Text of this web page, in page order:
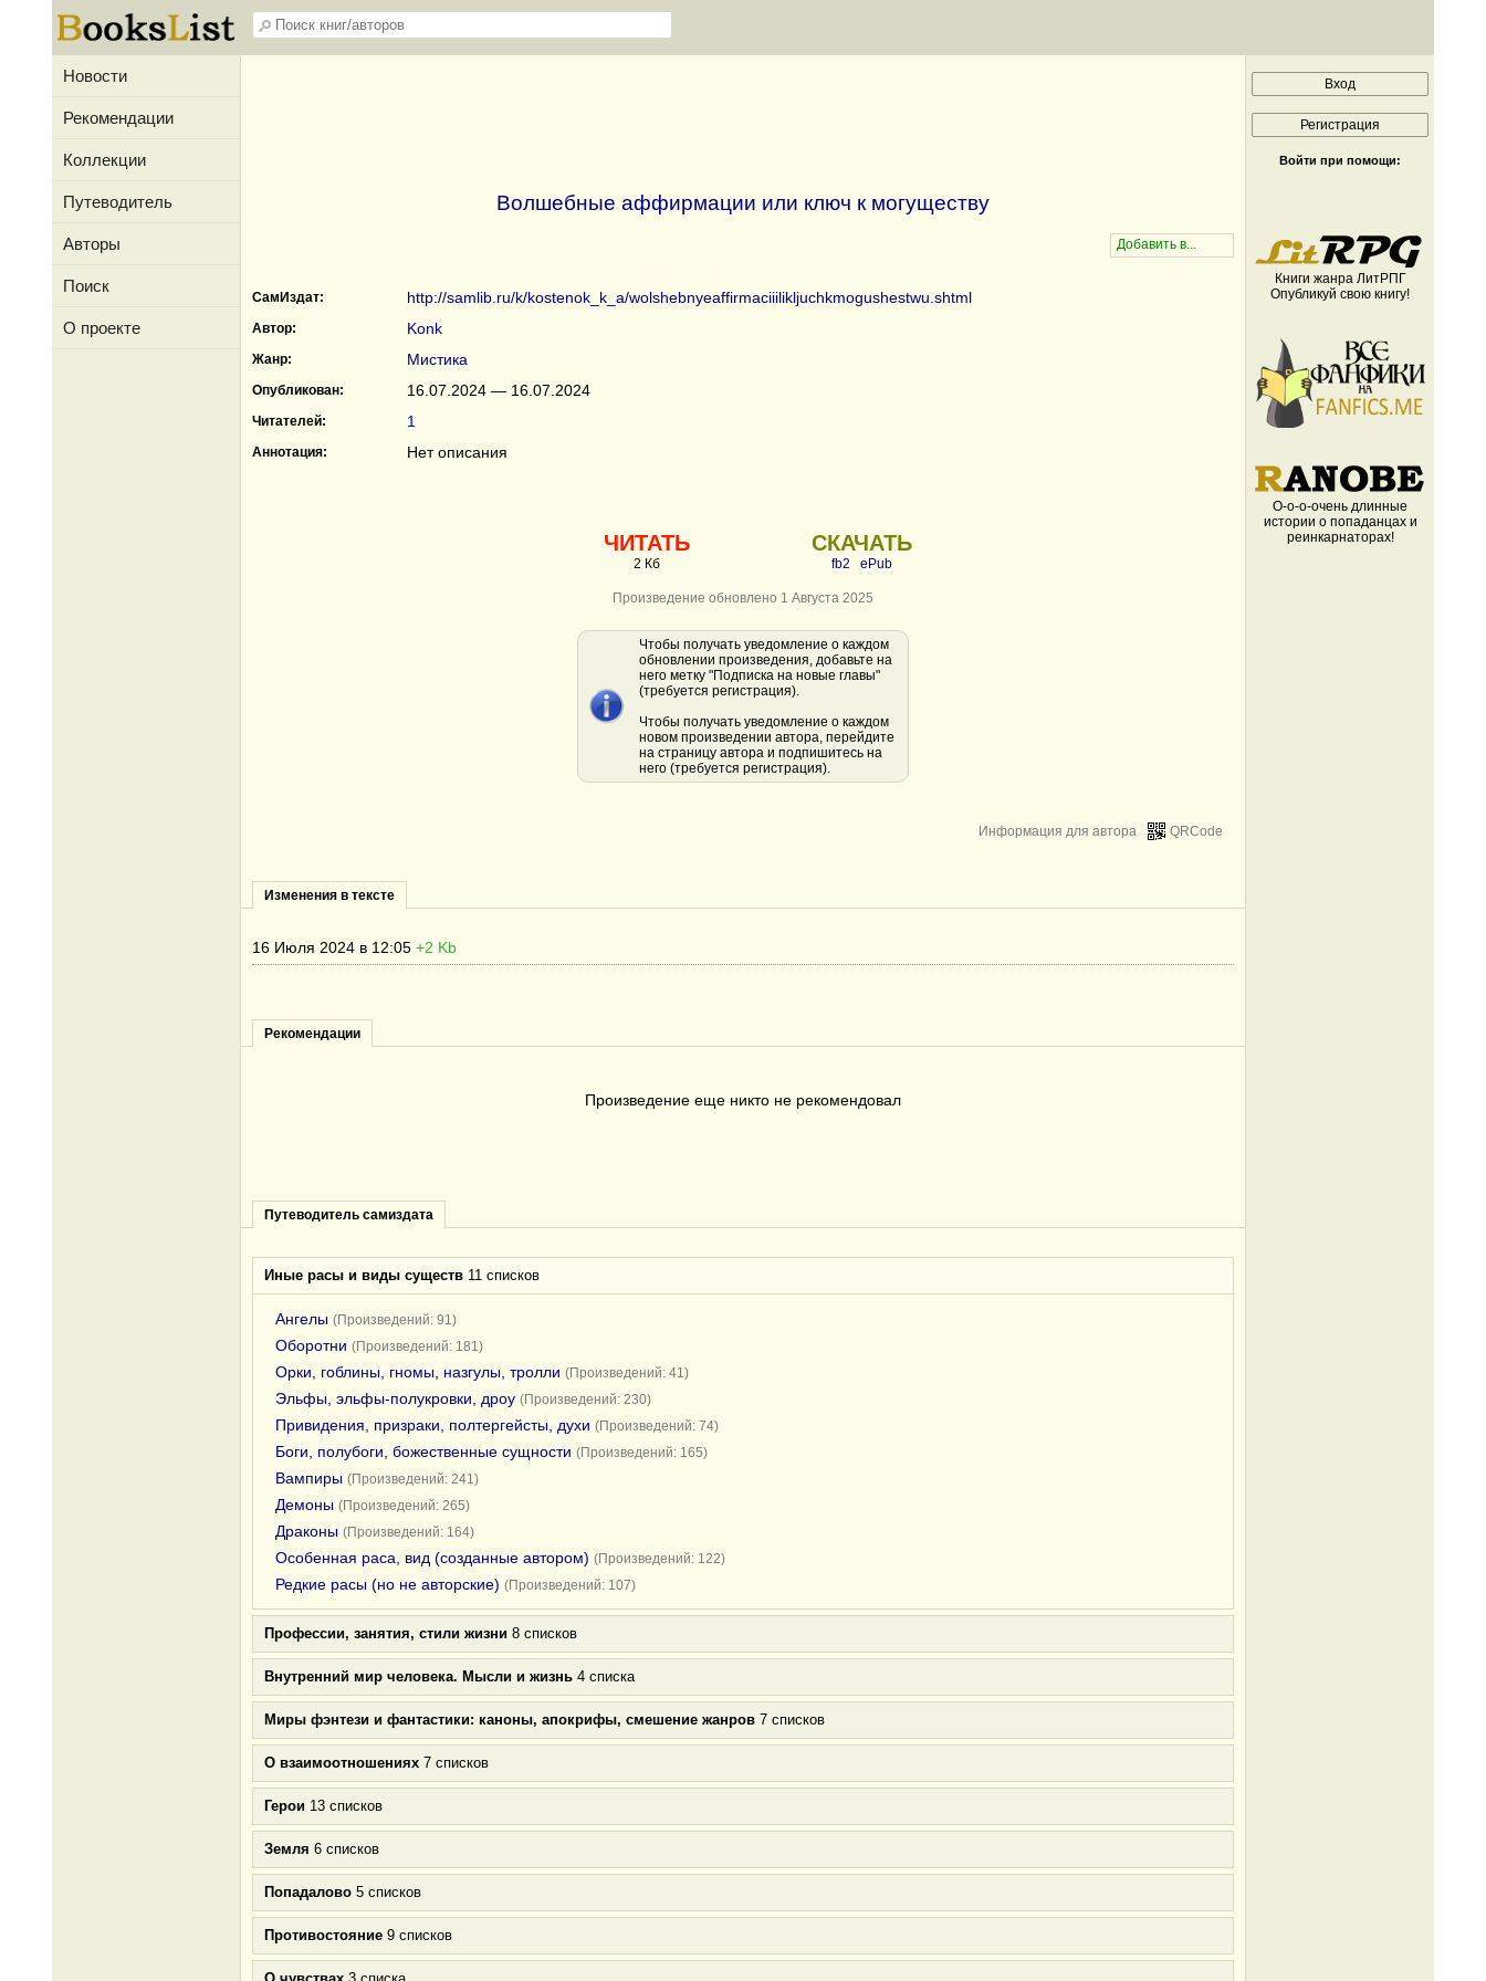
Новости
Рекомендации
Коллекции
Путеводитель
Авторы
Поиск
О проекте
Волшебные аффирмации или ключ к могуществу
СамИздат: http://samlib.ru/k/kostenok_k_a/wolshebnyeaffirmaciiilikljuchkmogushestwu.shtml
Автор: Konk
Жанр: Мистика
Опубликован: 16.07.2024 — 16.07.2024
Читателей: 1
Аннотация: Нет описания
ЧИТАТЬ
2 Кб
СКАЧАТЬ
fb2 ePub
Произведение обновлено 1 Августа 2025
Чтобы получать уведомление о каждом
обновлении произведения, добавьте на
него метку "Подписка на новые главы"
(требуется регистрация).
Чтобы получать уведомление о каждом
новом произведении автора, перейдите
на страницу автора и подпишитесь на
него (требуется регистрация).
QRCode
Информация для автора
Изменения в тексте
16 Июля 2024 в 12:05 +2 Kb
Рекомендации
Произведение еще никто не рекомендовал
Путеводитель самиздата
Иные расы и виды существ 11 списков
Ангелы (Произведений: 91)
Оборотни (Произведений: 181)
Орки, гоблины, гномы, назгулы, тролли (Произведений: 41)
Эльфы, эльфы-полукровки, дроу (Произведений: 230)
Привидения, призраки, полтергейсты, духи (Произведений: 74)
Боги, полубоги, божественные сущности (Произведений: 165)
Вампиры (Произведений: 241)
Демоны (Произведений: 265)
Драконы (Произведений: 164)
Особенная раса, вид (созданные автором) (Произведений: 122)
Редкие расы (но не авторские) (Произведений: 107)
Профессии, занятия, стили жизни 8 списков
Внутренний мир человека. Мысли и жизнь 4 списка
Миры фэнтези и фантастики: каноны, апокрифы, смешение жанров 7 списков
О взаимоотношениях 7 списков
Герои 13 списков
Земля 6 списков
Попадалово 5 списков
Противостояние 9 списков
Войти при помощи:
Книги жанра ЛитРПГ
Опубликуй свою книгу!
О-о-о-очень длинные
истории о попаданцах и
реинкарнаторах!